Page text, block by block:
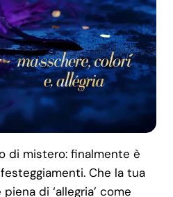
di mistero: finalmente è
Che la tua
di ‘allegria’ come